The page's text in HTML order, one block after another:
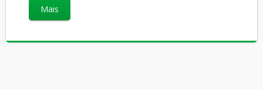
Mais